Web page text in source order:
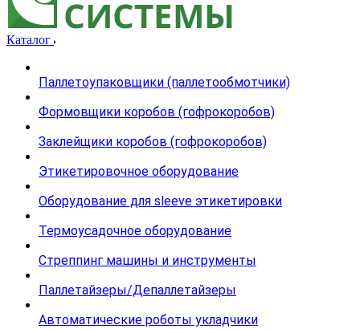
Каталог
Паллетоупаковщики (паллетообмотчики)
Формовщики коробов (гофрокоробов)
Заклейщики коробов (гофрокоробов)
Этикетировочное оборудование
Оборудование для sleeve этикетировки
Термоусадочное оборудование
Стреппинг машины и инструменты
Паллетайзеры/Депаллетайзеры
Автоматические роботы укладчики